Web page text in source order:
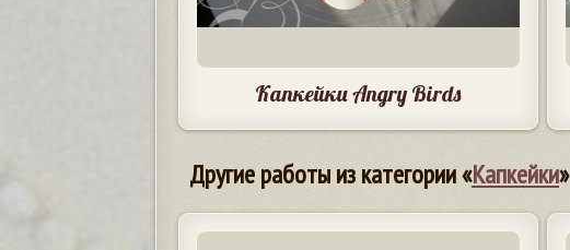
Капкейки Angry Birds
Другие работы из категории «Капкейки»